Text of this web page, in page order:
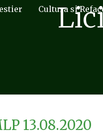
Cultura si
13.08.2020